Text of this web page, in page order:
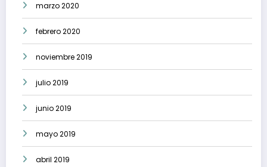
marzo 2020
febrero 2020
noviembre 2019
julio 2019
junio 2019
mayo 2019
abril 2019